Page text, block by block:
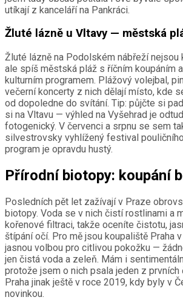
utíkají z kanceláří na Pankráci.
Žluté lázně u Vltavy — městská
Žluté lázně na Podolském nábřeží nejsou
ale spíš městská pláž s říčním koupáním
kulturním programem. Plážový volejbal,
večerní koncerty z nich dělají místo, kde
od dopoledne do svítání. Tip: půjčte si
si na Vltavu — výhled na Vyšehrad je
fotogenický. V červenci a srpnu se sem
silvestrovsky vyhlížený festival
program je opravdu hustý.
Přírodní biotopy: koupání
Posledních pět let zažívají v Praze
biotopy. Voda se v nich čistí rostlinami a
kořenové filtraci, takže oceníte čistotu,
štípání očí. Pro mě jsou koupaliště Praha
jasnou volbou pro citlivou pokožku —
jen čistá voda a zeleň. Mám i
protože jsem o nich psala jeden z prvních
Praha jinak ještě v roce 2019, kdy byly v
novinkou.